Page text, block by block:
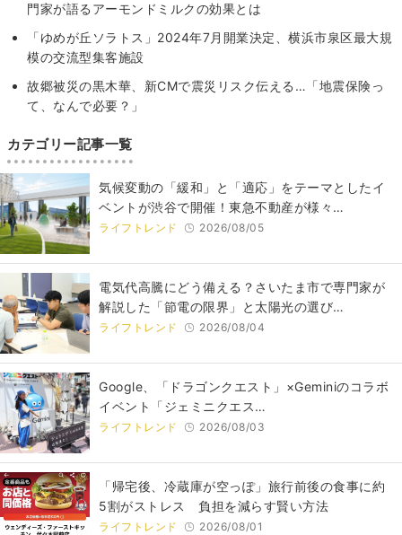
門家が語るアーモンドミルクの効果とは
「ゆめが丘ソラトス」2024年7月開業決定、横浜市泉区最大規
模の交流型集客施設
故郷被災の黒木華、新CMで震災リスク伝える…「地震保険っ
て、なんで必要？」
カテゴリー記事一覧
気候変動の「緩和」と「適応」をテーマとしたイ
ベントが渋谷で開催！東急不動産が様々…
ライフトレンド 2026/08/05
電気代高騰にどう備える？さいたま市で専門家が
解説した「節電の限界」と太陽光の選び…
ライフトレンド 2026/08/04
Google、「ドラゴンクエスト」×Geminiのコラボ
イベント「ジェミニクエス…
ライフトレンド 2026/08/03
「帰宅後、冷蔵庫が空っぽ」旅行前後の食事に約
5割がストレス 負担を減らす賢い方法
ライフトレンド 2026/08/01